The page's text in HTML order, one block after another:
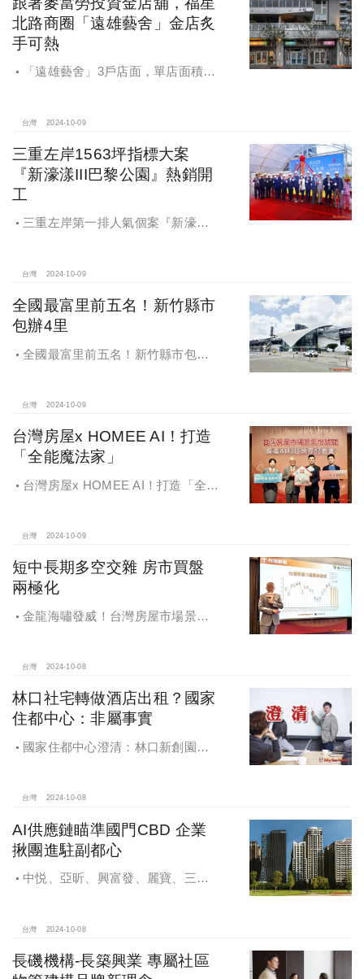
北路商圈「遠雄藝舍」金店炙
手可熱
「遠雄藝舍」3戶店面，單店面積在
百萬的交易行情
台灣 2024-10-09
三重左岸1563坪指標大案
『新濠漾III巴黎公園』熱銷開
工
三重左岸第一排人氣個案『新濠漾III
台灣 2024-10-09
全國最富里前五名！新竹縣市
包辦4里
全國最富里前五名！新竹縣市包辦4
台灣 2024-10-09
台灣房屋x HOMEE AI！打造
「全能魔法家」
台灣房屋x HOMEE AI！打造「全能
台灣 2024-10-09
短中長期多空交雜 房市買盤
兩極化
金龍海嘯發威！台灣房屋市場景氣
望全壘打
台灣 2024-10-08
林口社宅轉做酒店出租？國家
住都中心：非屬事實
國家住都中心澄清：林口新創園秉
台灣 2024-10-08
AI供應鏈瞄準國門CBD 企業
揪團進駐副都心
中悦、亞昕、興富發、麗寶、三發
未來還陸續有超過7萬坪辦公樓面積新
台灣 2024-10-08
長磯機構-長築興業 專屬社區